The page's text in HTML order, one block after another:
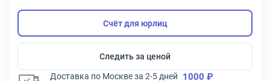
Счёт для юрлиц
Следить за ценой
Доставка по Москве за 2-5 дней 1000 ₽